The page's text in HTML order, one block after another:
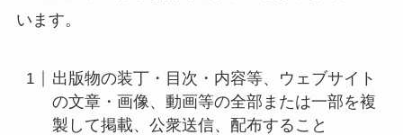
います。
出版物の装丁・目次・内容等、ウェブサイト
の文章・画像、動画等の全部または一部を複
製して掲載、公衆送信、配布すること